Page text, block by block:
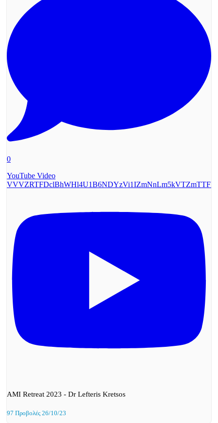
0
YouTube Video
AMI Retreat 2023 - Dr Lefteris Kretsos
97 Προβολές 26/10/23